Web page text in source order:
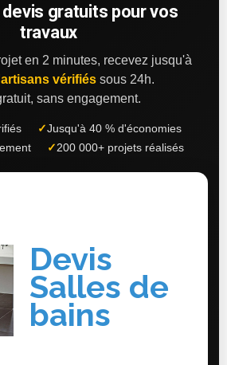
gratuits pour vos
travaux
en 2 minutes, recevez jusqu'à
vérifiéssous 24h.
sans engagement.
✓Jusqu'à 40 % d'économies
✓ 200 000+ projets réalisés